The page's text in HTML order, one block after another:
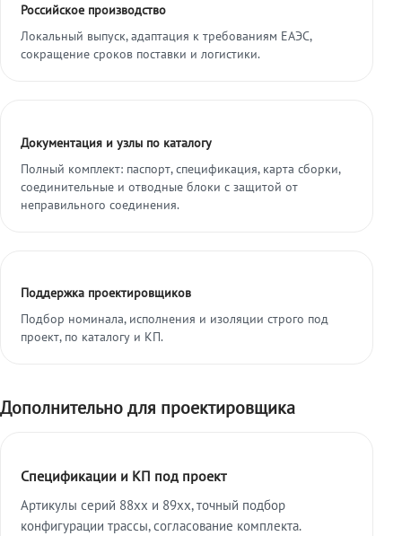
Российское производство
Локальный выпуск, адаптация к требованиям ЕАЭС,
сокращение сроков поставки и логистики.
Документация и узлы по каталогу
Полный комплект: паспорт, спецификация, карта сборки,
соединительные и отводные блоки с защитой от
неправильного соединения.
Поддержка проектировщиков
Подбор номинала, исполнения и изоляции строго под
проект, по каталогу и КП.
Дополнительно для проектировщика
Спецификации и КП под проект
Артикулы серий 88xx и 89xx, точный подбор
конфигурации трассы, согласование комплекта.